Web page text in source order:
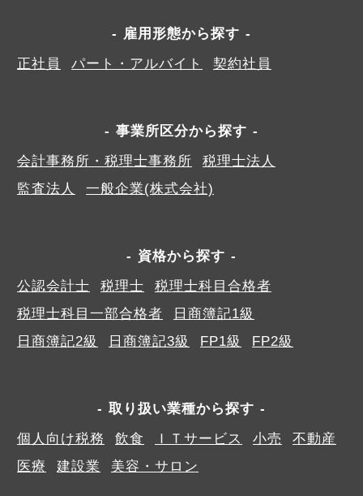
雇用形態から探す
正社員
パート・アルバイト 契約社員
事業所区分から探す
会計事務所・税理士事務所
税理士法人
監査法人
一般企業(株式会社)
資格から探す
公認会計士
税理士
税理士科目合格者
税理士科目一部合格者
日商簿記1級
日商簿記2級
日商簿記3級 FP1級 FP2級
取り扱い業種から探す
個人向け税務
飲食 ＩＴサービス 小売
不動産
医療
建設業 美容・サロン